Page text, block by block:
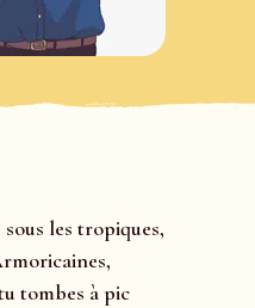
sous les tropiques,
tombes à pic